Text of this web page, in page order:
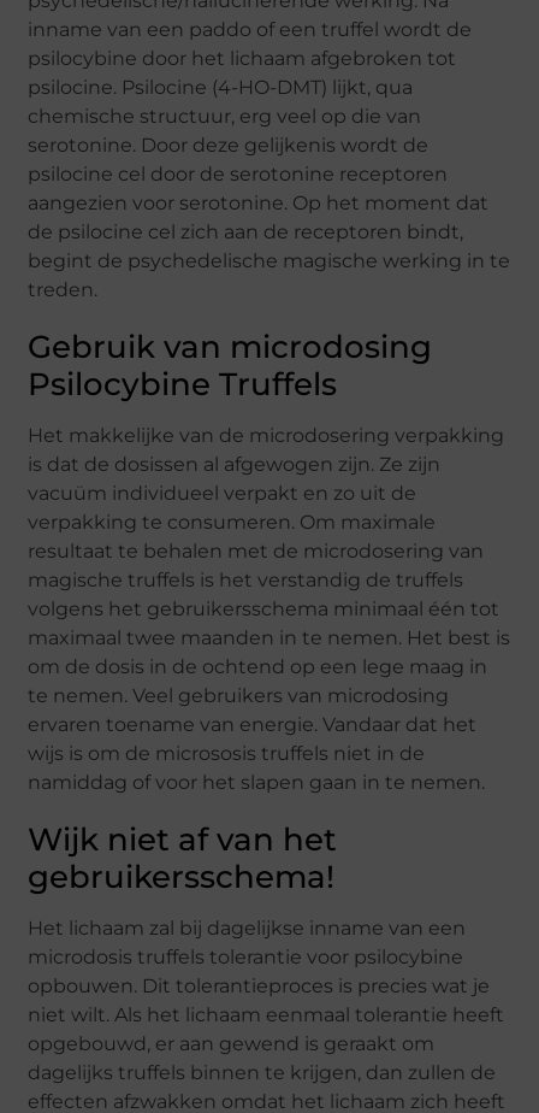
inname van een paddo of een truffel wordt de
psilocybine door het lichaam afgebroken tot
psilocine. Psilocine (4-HO-DMT) lijkt, qua
chemische structuur, erg veel op die van
serotonine. Door deze gelijkenis wordt de
psilocine cel door de serotonine receptoren
aangezien voor serotonine. Op het moment dat
de psilocine cel zich aan de receptoren bindt,
begint de psychedelische magische werking in te
treden.
Gebruik van microdosing
Psilocybine Truffels
Het makkelijke van de microdosering verpakking
is dat de dosissen al afgewogen zijn. Ze zijn
vacuüm individueel verpakt en zo uit de
verpakking te consumeren. Om maximale
resultaat te behalen met de microdosering van
magische truffels is het verstandig de truffels
volgens het gebruikersschema minimaal één tot
maximaal twee maanden in te nemen. Het best is
om de dosis in de ochtend op een lege maag in
te nemen. Veel gebruikers van microdosing
ervaren toename van energie. Vandaar dat het
wijs is om de micrososis truffels niet in de
namiddag of voor het slapen gaan in te nemen.
Wijk niet af van het
gebruikersschema!
Het lichaam zal bij dagelijkse inname van een
microdosis truffels tolerantie voor psilocybine
opbouwen. Dit tolerantieproces is precies wat je
niet wilt. Als het lichaam eenmaal tolerantie heeft
opgebouwd, er aan gewend is geraakt om
dagelijks truffels binnen te krijgen, dan zullen de
effecten afzwakken omdat het lichaam zich heeft